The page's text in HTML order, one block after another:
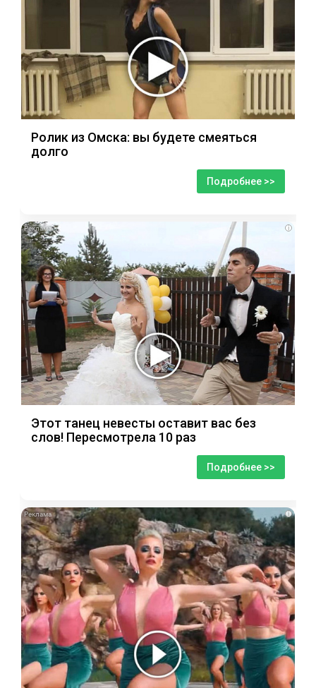
Ролик из Омска: вы будете смеяться
долго
Подробнее >>
i
Этот танец невесты оставит вас без
слов! Пересмотрела 10 раз
Подробнее >>
i